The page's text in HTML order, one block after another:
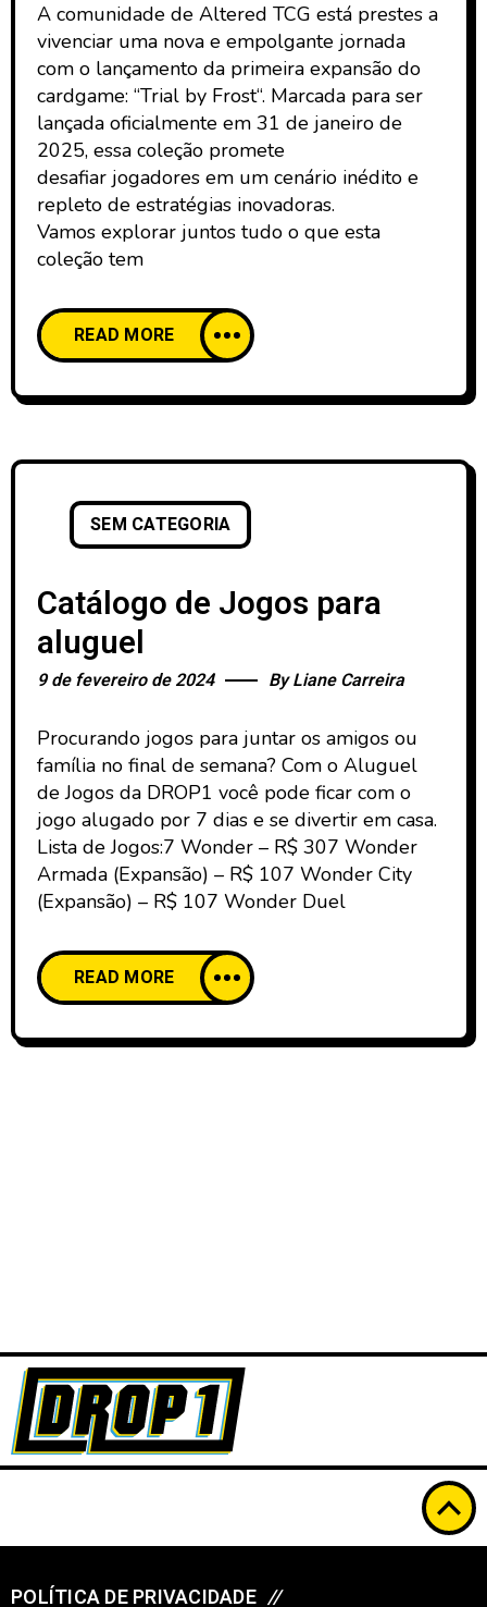
A comunidade de Altered TCG está prestes a
vivenciar uma nova e empolgante jornada
com o lançamento da primeira expansão do
cardgame: “Trial by Frost“. Marcada para ser
lançada oficialmente em 31 de janeiro de
2025, essa coleção promete
desafiar jogadores em um cenário inédito e
repleto de estratégias inovadoras.
Vamos explorar juntos tudo o que esta
coleção tem
READ MORE
SEM CATEGORIA
Catálogo de Jogos para
aluguel
9 de fevereiro de 2024 ByLiane Carreira
Procurando jogos para juntar os amigos ou
família no final de semana? Com o Aluguel
de Jogos da DROP1 você pode ficar com o
jogo alugado por 7 dias e se divertir em casa.
Lista de Jogos:7 Wonder – R$ 307 Wonder
Armada (Expansão) – R$ 107 Wonder City
(Expansão) – R$ 107 Wonder Duel
READ MORE
POLÍTICA DE PRIVACIDADE //